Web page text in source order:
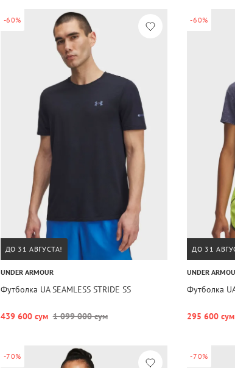
-60%
ДО 31 АВГУСТА!
UNDER ARMOUR
Футболка UA SEAMLESS STRIDE SS
439 600 сум 1 099 000 сум
-60%
ДО 31
UNDER
Футболка
295 600 сум
-70% -70%